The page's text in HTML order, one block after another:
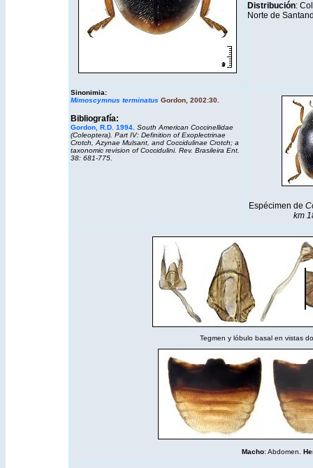
Distribución:
Norte de
Sinonimia:
Mimoscymnus terminatus Gordon, 2002:30.
Bibliografía:
Gordon, R.D. 1994. South American Coccinellidae
(Coleoptera). Part IV: Definition of Exoplectrinae
Crotch, Azynae Mulsant, and Coccidulinae Crotch; a
taxonomic revision of Coccidulini. Rev. Brasileira Ent.
38: 681-775.
Espécimen de
km
Tegmen y lóbulo basal en vistas
Macho: Abdomen.